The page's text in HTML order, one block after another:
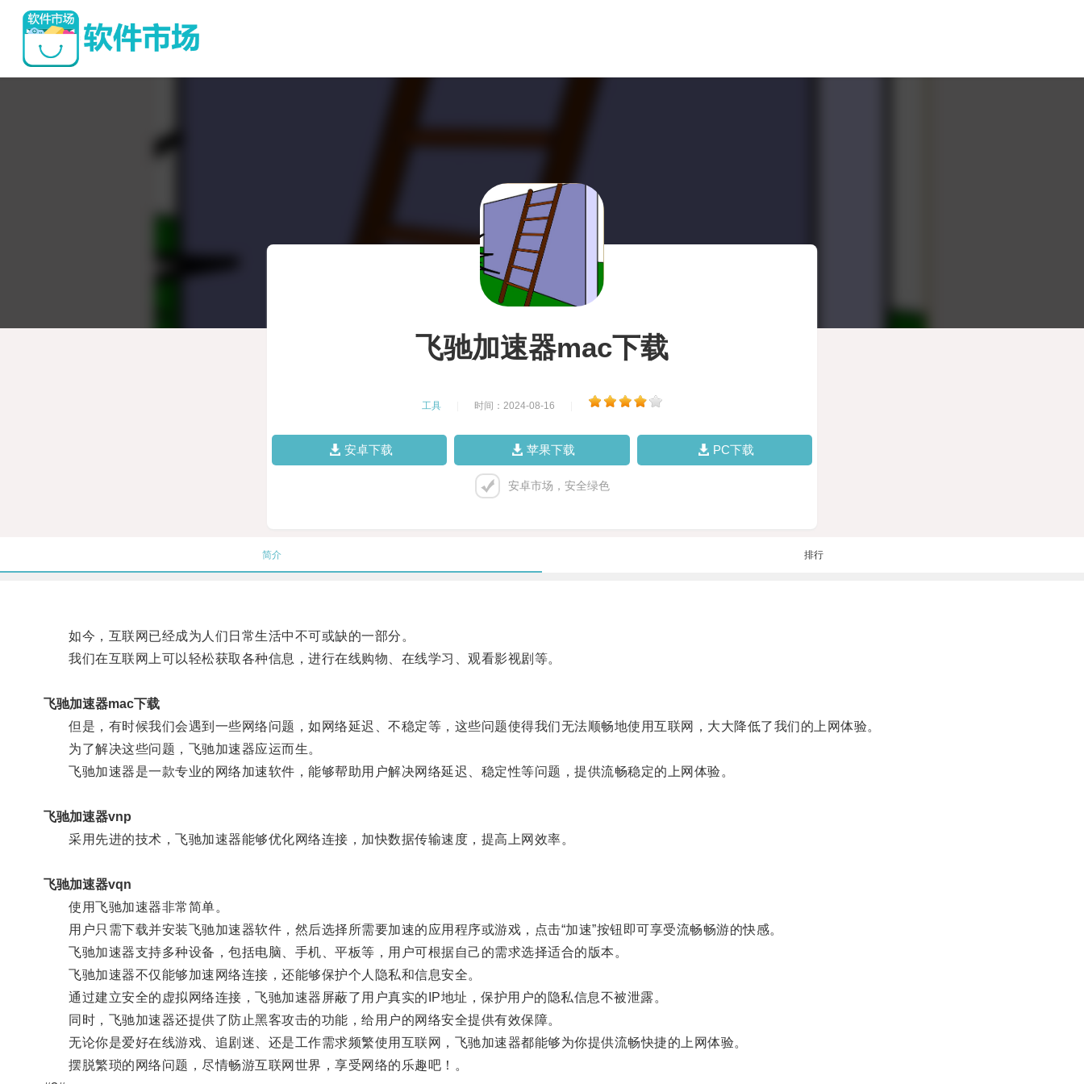
飞驰加速器mac下载
工具 时间：2024-08-16
安卓下载 苹果下载 PC下载
安卓市场，安全绿色
简介 排行
如今，互联网已经成为人们日常生活中不可或缺的一部分。
我们在互联网上可以轻松获取各种信息，进行在线购物、在线学习、观看影视剧等。
飞驰加速器mac下载
但是，有时候我们会遇到一些网络问题，如网络延迟、不稳定等，这些问题使得我们无法顺畅地使用互联网，大大降低了我们的上网体验。
为了解决这些问题，飞驰加速器应运而生。
飞驰加速器是一款专业的网络加速软件，能够帮助用户解决网络延迟、稳定性等问题，提供流畅稳定的上网体验。
飞驰加速器vnp
采用先进的技术，飞驰加速器能够优化网络连接，加快数据传输速度，提高上网效率。
飞驰加速器vqn
使用飞驰加速器非常简单。
用户只需下载并安装飞驰加速器软件，然后选择所需要加速的应用程序或游戏，点击“加速”按钮即可享受流畅畅游的快感。
飞驰加速器支持多种设备，包括电脑、手机、平板等，用户可根据自己的需求选择适合的版本。
飞驰加速器不仅能够加速网络连接，还能够保护个人隐私和信息安全。
通过建立安全的虚拟网络连接，飞驰加速器屏蔽了用户真实的IP地址，保护用户的隐私信息不被泄露。
同时，飞驰加速器还提供了防止黑客攻击的功能，给用户的网络安全提供有效保障。
无论你是爱好在线游戏、追剧迷、还是工作需求频繁使用互联网，飞驰加速器都能够为你提供流畅快捷的上网体验。
摆脱繁琐的网络问题，尽情畅游互联网世界，享受网络的乐趣吧！。